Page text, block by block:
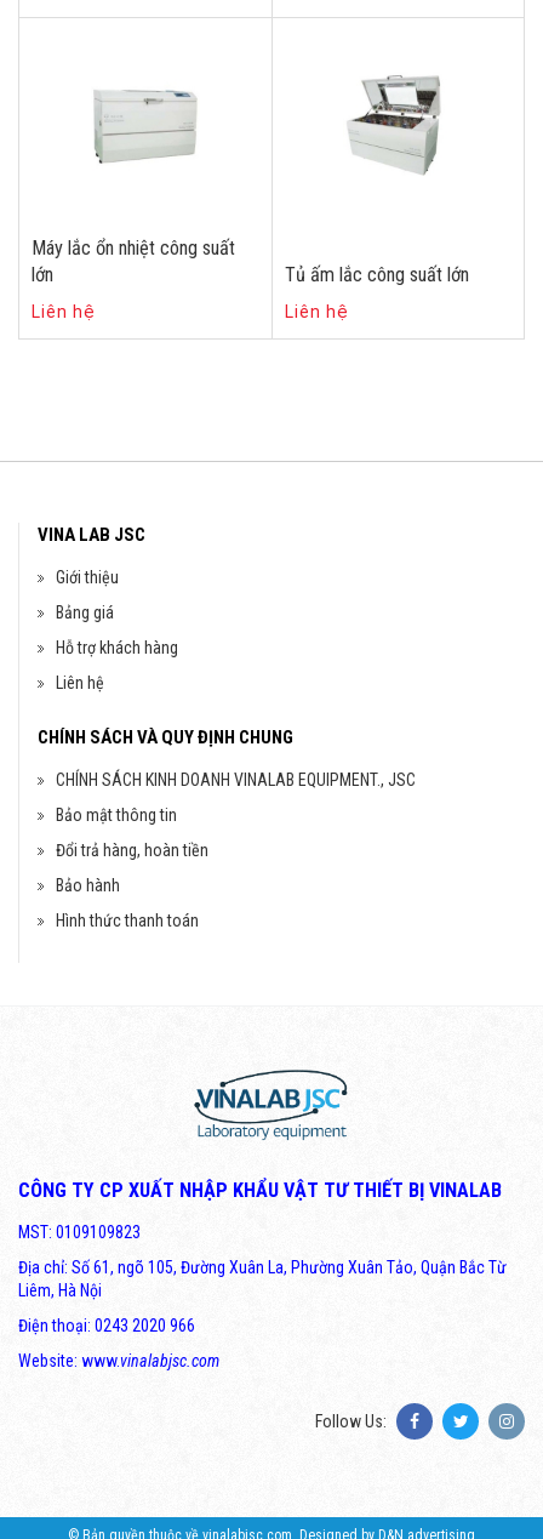
Máy lắc ổn nhiệt công suất
lớn
Liên hệ
Tủ ấm lắc công suất lớn
Liên hệ
VINA LAB JSC
Giới thiệu
Bảng giá
Hỗ trợ khách hàng
Liên hệ
CHÍNH SÁCH VÀ QUY ĐỊNH CHUNG
CHÍNH SÁCH KINH DOANH VINALAB EQUIPMENT., JSC
Bảo mật thông tin
Đổi trả hàng, hoàn tiền
Bảo hành
Hình thức thanh toán
CÔNG TY CP XUẤT NHẬP KHẨU VẬT TƯ THIẾT BỊ VINALAB
MST: 0109109823
Địa chỉ: Số 61, ngõ 105, Đường Xuân La, Phường Xuân Tảo, Quận Bắc Từ
Liêm, Hà Nội
Điện thoại: 0243 2020 966
Website: www.vinalabjsc.com
Follow Us:
© Bản quyền thuộc về vinalabjsc.com. Designed by D&N advertising